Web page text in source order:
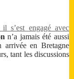
s’est engagé avec
n’a jamais été aussi
arrivée en Bretagne
tant les discussions